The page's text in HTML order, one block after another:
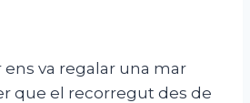
ens va regalar una mar
que el recorregut des de